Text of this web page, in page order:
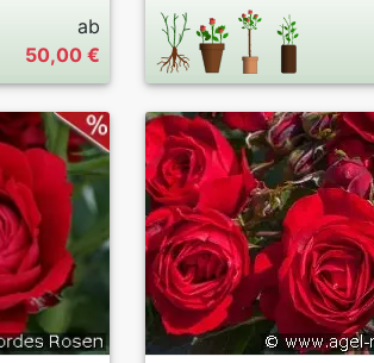
ab
50,00 €